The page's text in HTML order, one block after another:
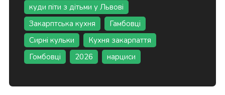
куди піти з дітьми у Львові
Закарптська кухня
Гамбовці
Сирні кульки
Кухня закарпаття
Гомбовці
2026 нарциси